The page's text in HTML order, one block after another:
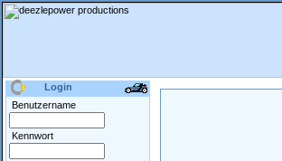
Login
Benutzername
Kennwort